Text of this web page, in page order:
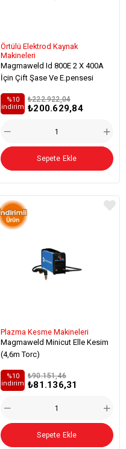
Örtülü Elektrod Kaynak
Makineleri
Magmaweld Id 800E 2 X 400A
İçin Çift Şase Ve E.pensesi
₺200.629,84
₺222.922,04
%10
i̇ndirim
Sepete Ekle
Plazma Kesme Makineleri
Magmaweld Minicut Elle Kesim
(4,6m Torc)
₺81.136,31
₺90.151,46
%10
i̇ndirim
Sepete Ekle